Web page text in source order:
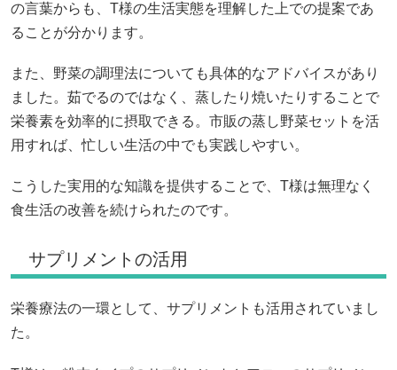
の言葉からも、T様の生活実態を理解した上での提案であ
ることが分かります。
また、野菜の調理法についても具体的なアドバイスがあり
ました。茹でるのではなく、蒸したり焼いたりすることで
栄養素を効率的に摂取できる。市販の蒸し野菜セットを活
用すれば、忙しい生活の中でも実践しやすい。
こうした実用的な知識を提供することで、T様は無理なく
食生活の改善を続けられたのです。
サプリメントの活用
栄養療法の一環として、サプリメントも活用されていまし
た。